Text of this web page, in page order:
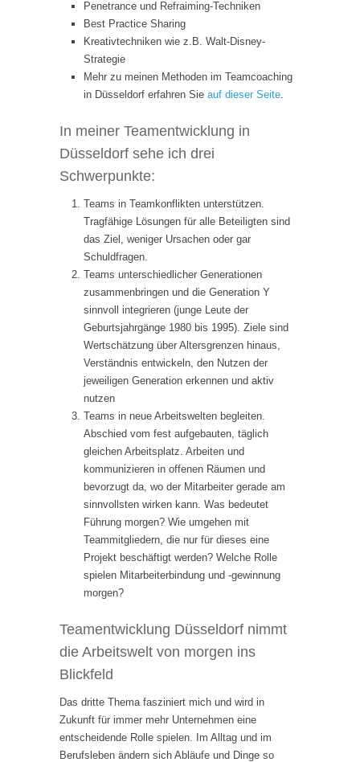
Penetrance und Refraiming-Techniken
Best Practice Sharing
Kreativtechniken wie z.B. Walt-Disney-
Strategie
Mehr zu meinen Methoden im Teamcoaching
in Düsseldorf erfahren Sie auf dieser Seite.
In meiner Teamentwicklung in
Düsseldorf sehe ich drei
Schwerpunkte:
Teams in Teamkonflikten unterstützen.
Tragfähige Lösungen für alle Beteiligten sind
das Ziel, weniger Ursachen oder gar
Schuldfragen.
Teams unterschiedlicher Generationen
zusammenbringen und die Generation Y
sinnvoll integrieren (junge Leute der
Geburtsjahrgänge 1980 bis 1995). Ziele sind
Wertschätzung über Altersgrenzen hinaus,
Verständnis entwickeln, den Nutzen der
jeweiligen Generation erkennen und aktiv
nutzen
Teams in neue Arbeitswelten begleiten.
Abschied vom fest aufgebauten, täglich
gleichen Arbeitsplatz. Arbeiten und
kommunizieren in offenen Räumen und
bevorzugt da, wo der Mitarbeiter gerade am
sinnvollsten wirken kann. Was bedeutet
Führung morgen? Wie umgehen mit
Teammitgliedern, die nur für dieses eine
Projekt beschäftigt werden? Welche Rolle
spielen Mitarbeiterbindung und -gewinnung
morgen?
Teamentwicklung Düsseldorf nimmt
die Arbeitswelt von morgen ins
Blickfeld
Das dritte Thema fasziniert mich und wird in
Zukunft für immer mehr Unternehmen eine
entscheidende Rolle spielen. Im Alltag und im
Berufsleben ändern sich Abläufe und Dinge so